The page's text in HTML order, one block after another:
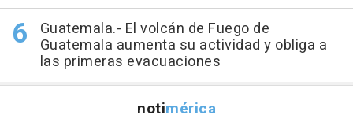
Guatemala.- El volcán de Fuego de
Guatemala aumenta su actividad y obliga a
las primeras evacuaciones
notimérica